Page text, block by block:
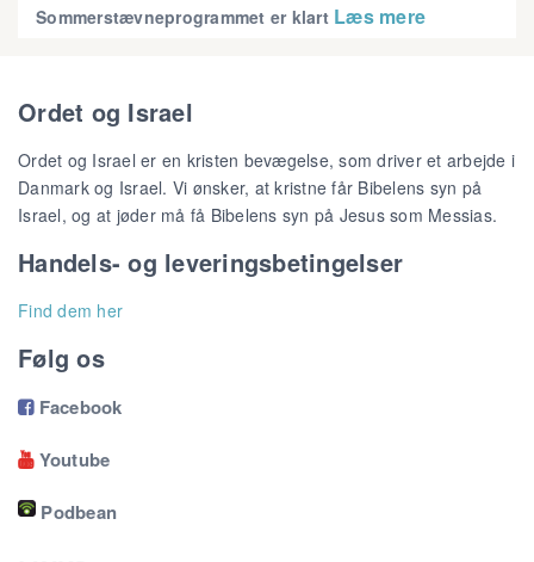
Sommerstævneprogrammet er klart Læs mere
Ordet og Israel
Ordet og Israel er en kristen bevægelse, som driver et arbejde i
Danmark og Israel. Vi ønsker, at kristne får Bibelens syn på
Israel, og at jøder må få Bibelens syn på Jesus som Messias.
Handels- og leveringsbetingelser
Find dem her
Følg os
Facebook
Youtube
Podbean